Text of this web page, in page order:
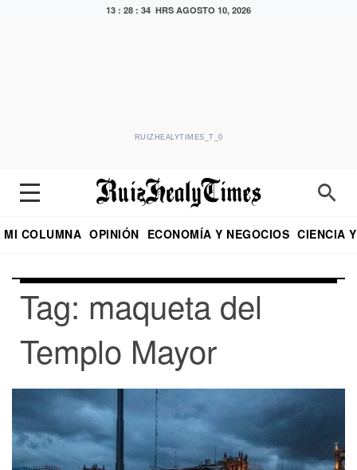
13 : 28 : 34 HRS AGOSTO 10, 2026
RUIZHEALYTIMES_T_0
MI COLUMNA OPINIÓN ECONOMÍA Y NEGOCIOS CIENCIA
Tag: maqueta del
Templo Mayor